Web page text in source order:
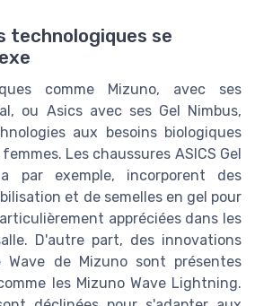
technologiques se
comme Mizuno, avec ses
ou Asics avec ses Gel Nimbus,
aux besoins biologiques
Les chaussures ASICS Gel
par exemple, incorporent des
et de semelles en gel pour
appréciées dans les
D'autre part, des innovations
Wave de Mizuno sont présentes
les Mizuno Wave Lightning.